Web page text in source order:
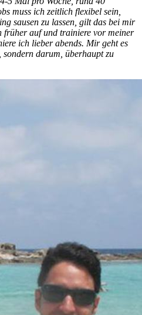
muss ich zeitlich flexibel sein,
sausen zu lassen, gilt das bei mir
früher auf und trainiere vor meiner
ich lieber abends. Mir geht es
sondern darum, überhaupt zu